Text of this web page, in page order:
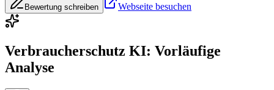
Bewertung schreiben Webseite besuchen
Verbraucherschutz KI: Vorläufige
Analyse